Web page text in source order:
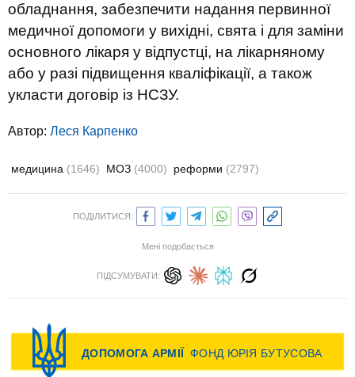
обладнання, забезпечити надання первинної
медичної допомоги у вихідні, свята і для заміни
основного лікаря у відпустці, на лікарняному
або у разі підвищення кваліфікації, а також
укласти договір із НСЗУ.
Автор: Леся Карпенко
медицина (1646) МОЗ (4000) реформи (2797)
ПОДІЛИТИСЯ:
Мені подобається
ПІДСУМУВАТИ: